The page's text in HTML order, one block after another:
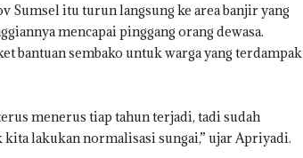
Sumsel itu turun langsung ke area banjir yang
mencapai pinggang orang dewasa.
bantuan sembako untuk warga yang terdampak
menerus tiap tahun terjadi, tadi sudah
kita lakukan normalisasi sungai,” ujar Apriyadi.